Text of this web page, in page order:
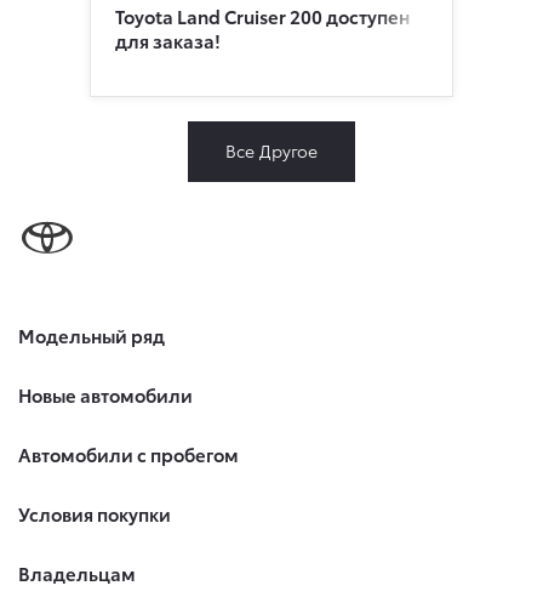
Toyota Land Cruiser 200 доступен
для заказа!
Все Другое
Модельный ряд
Новые автомобили
Автомобили с пробегом
Условия покупки
Владельцам